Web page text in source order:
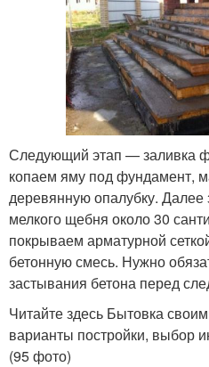
Следующий этап — заливка
копаем яму под фундамент,
деревянную опалубку.
мелкого щебня около 30
покрываем арматурной
бетонную смесь. Нужно
застывания бетона перед
Читайте здесь Бытовка
варианты постройки, выбор
(95 фото)